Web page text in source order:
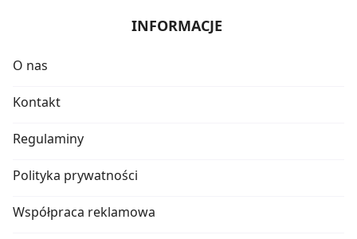
INFORMACJE
O nas
Kontakt
Regulaminy
Polityka prywatności
Współpraca reklamowa